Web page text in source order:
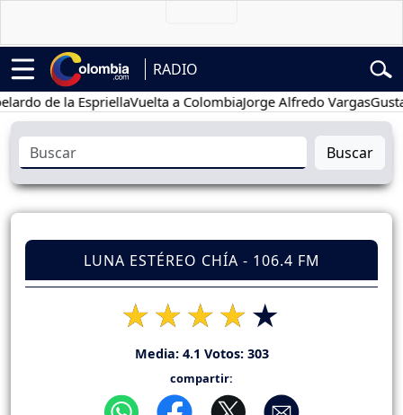
RADIO
de la EspriellaVuelta a ColombiaJorge Alfredo VargasGustavo
Buscar
LUNA ESTÉREO CHÍA - 106.4 FM
Media: 4.1 Votos: 303
compartir: